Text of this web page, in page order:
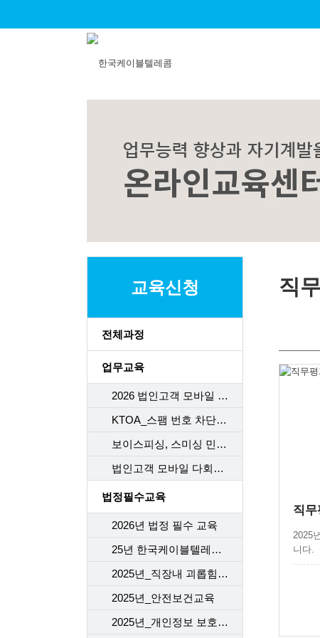
교육신청
전체과정
업무교육
2026 법인고객 모바일 다회선 구비서류
KTOA_스팸 번호 차단 시스템
보이스피싱, 스미싱 민원 응대 Process
법인고객 모바일 다회선 가이드라인 개정
법정필수교육
2026년 법정 필수 교육
25년 한국케이블텔레콤 (개인)정보보호교육
2025년_직장내 괴롭힘 예방
2025년_안전보건교육
2025년_개인정보 보호 교육
직
직무
2025
니다.